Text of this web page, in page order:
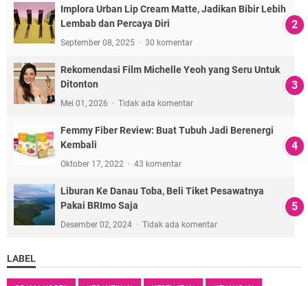
Implora Urban Lip Cream Matte, Jadikan Bibir Lebih
Lembab dan Percaya Diri
September 08, 2025 30 komentar
Rekomendasi Film Michelle Yeoh yang Seru Untuk
Ditonton
Mei 01, 2026 Tidak ada komentar
Femmy Fiber Review: Buat Tubuh Jadi Berenergi
Kembali
Oktober 17, 2022 43 komentar
Liburan Ke Danau Toba, Beli Tiket Pesawatnya
Pakai BRImo Saja
Desember 02, 2024 Tidak ada komentar
LABEL